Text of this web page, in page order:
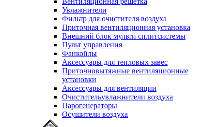
Увлажнители
Фильтр для очистителя воздуха
Приточная вентиляционная установка
Внешний блок мульти сплитсистемы
Пульт управления
Фанкойлы
Аксессуары для тепловых завес
Приточновытяжные вентиляционные
установки
Аксессуары для вентиляции
Очистительувлажнители воздуха
Парогенераторы
Осушители воздуха